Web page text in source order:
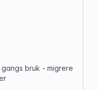
bruk - migrere